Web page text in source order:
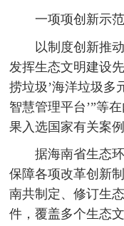
一项项创新示
以制度创新推
发挥生态文明建设
捞垃圾’海洋垃圾多
智慧管理平台’”等
果入选国家有关案
据海南省生态
保障各项改革创新
南共制定、修订生
件，覆盖多个生态